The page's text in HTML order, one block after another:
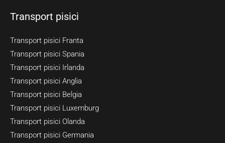
Transport pisici
Transport pisici Franta
Transport pisici Spania
Transport pisici Irlanda
Transport pisici Anglia
Transport pisici Belgia
Transport pisici Luxemburg
Transport pisici Olanda
Transport pisici Germania